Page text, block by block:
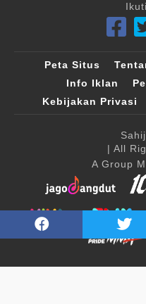
Peta Situs
Info Iklan
Kebijakan Privasi
| All
A Group